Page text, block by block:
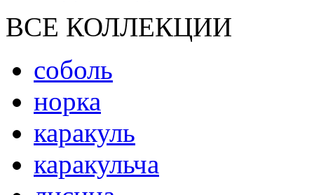
ВСЕ КОЛЛЕКЦИИ
соболь
норка
каракуль
каракульча